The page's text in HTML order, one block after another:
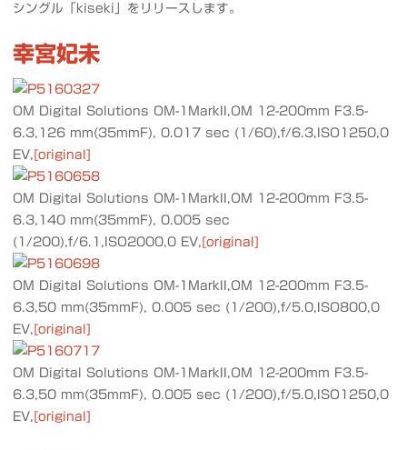
シングル「kiseki」をリリースします。
幸宮妃未
OM Digital Solutions OM-1MarkII,OM 12-200mm F3.5-
6.3,126 mm(35mmF), 0.017 sec (1/60),f/6.3,ISO1250,0
EV, [original]
OM Digital Solutions OM-1MarkII,OM 12-200mm F3.5-
6.3,140 mm(35mmF), 0.005 sec
(1/200),f/6.1,ISO2000,0 EV, [original]
OM Digital Solutions OM-1MarkII,OM 12-200mm F3.5-
6.3,50 mm(35mmF), 0.005 sec (1/200),f/5.0,ISO800,0
EV, [original]
OM Digital Solutions OM-1MarkII,OM 12-200mm F3.5-
6.3,50 mm(35mmF), 0.005 sec (1/200),f/5.0,ISO1250,0
EV, [original]